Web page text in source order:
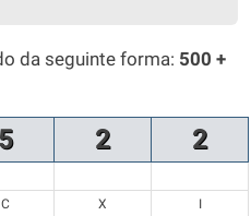
da seguinte forma: 500 +
5 2 2
C X
I